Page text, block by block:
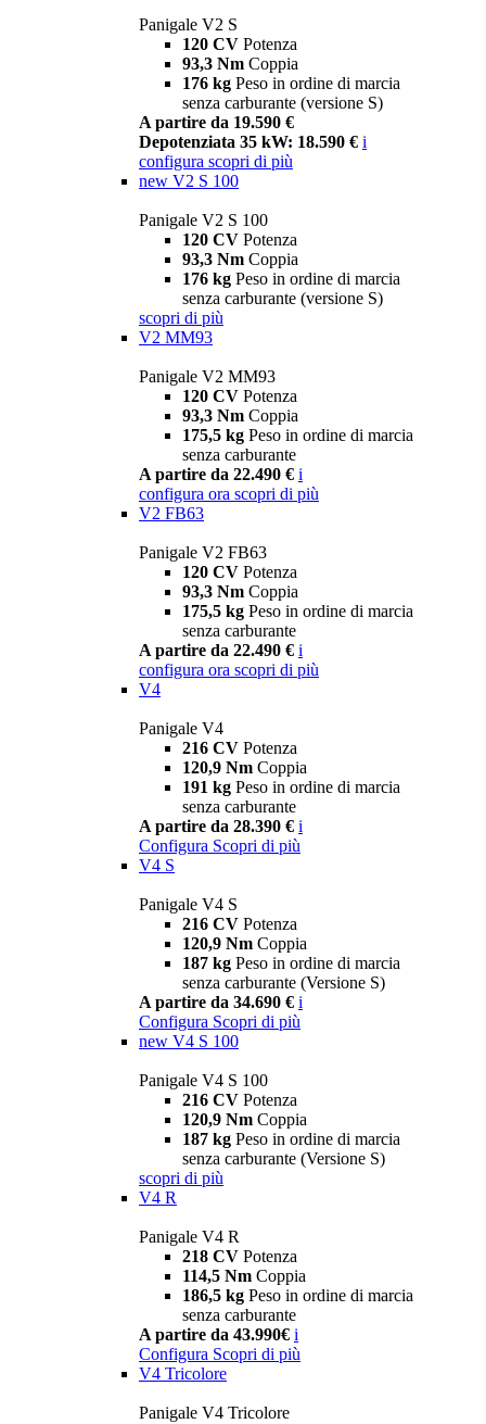
Panigale V2 S
120 CV Potenza
93,3 Nm Coppia
176 kg Peso in ordine di marcia
senza carburante (versione S)
A partire da 19.590 €
Depotenziata 35 kW: 18.590 € i
configura scopri di più
new V2 S 100
Panigale V2 S 100
120 CV Potenza
93,3 Nm Coppia
176 kg Peso in ordine di marcia
senza carburante (versione S)
scopri di più
V2 MM93
Panigale V2 MM93
120 CV Potenza
93,3 Nm Coppia
175,5 kg Peso in ordine di marcia
senza carburante
A partire da 22.490 € i
configura ora scopri di più
V2 FB63
Panigale V2 FB63
120 CV Potenza
93,3 Nm Coppia
175,5 kg Peso in ordine di marcia
senza carburante
A partire da 22.490 € i
configura ora scopri di più
V4
Panigale V4
216 CV Potenza
120,9 Nm Coppia
191 kg Peso in ordine di marcia
senza carburante
A partire da 28.390 € i
Configura Scopri di più
V4 S
Panigale V4 S
216 CV Potenza
120,9 Nm Coppia
187 kg Peso in ordine di marcia
senza carburante (Versione S)
A partire da 34.690 € i
Configura Scopri di più
new V4 S 100
Panigale V4 S 100
216 CV Potenza
120,9 Nm Coppia
187 kg Peso in ordine di marcia
senza carburante (Versione S)
scopri di più
V4 R
Panigale V4 R
218 CV Potenza
114,5 Nm Coppia
186,5 kg Peso in ordine di marcia
senza carburante
A partire da 43.990€ i
Configura Scopri di più
V4 Tricolore
Panigale V4 Tricolore